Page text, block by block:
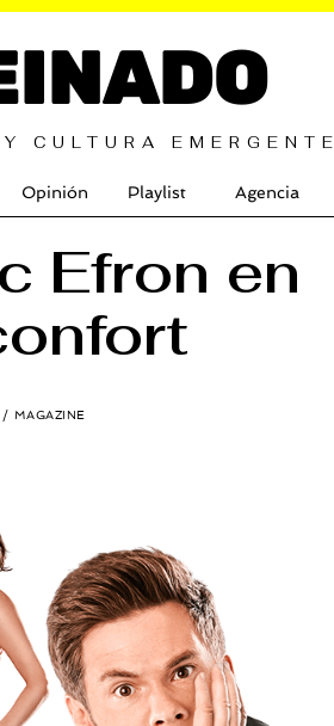
CULTURA EMERGENTE
Opinión Playlist Agencia
Efron en
/ MAGAZINE